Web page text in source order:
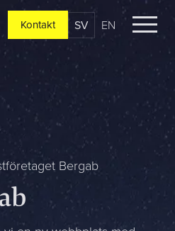
vision och ert nuläge. Vi
dag
Kontakt SV EN
Bergab